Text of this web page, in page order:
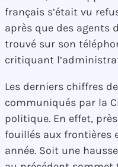
français s’était vu
après que des agents
trouvé sur son
critiquant
Les derniers chiffres
communiqués par la
politique. En effet,
fouillés aux frontières
année. Soit une